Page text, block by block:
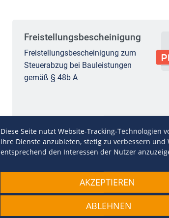
Freistellungsbescheinigung
Freistellungsbescheinigung zum
Steuerabzug bei Bauleistungen
gemäß § 48b A
Diese Seite nutzt Website-Tracking-Technologien
ihre Dienste anzubieten, stetig zu verbessern und
entsprechend den Interessen der Nutzer
AKZEPTIEREN
ABLEHNEN